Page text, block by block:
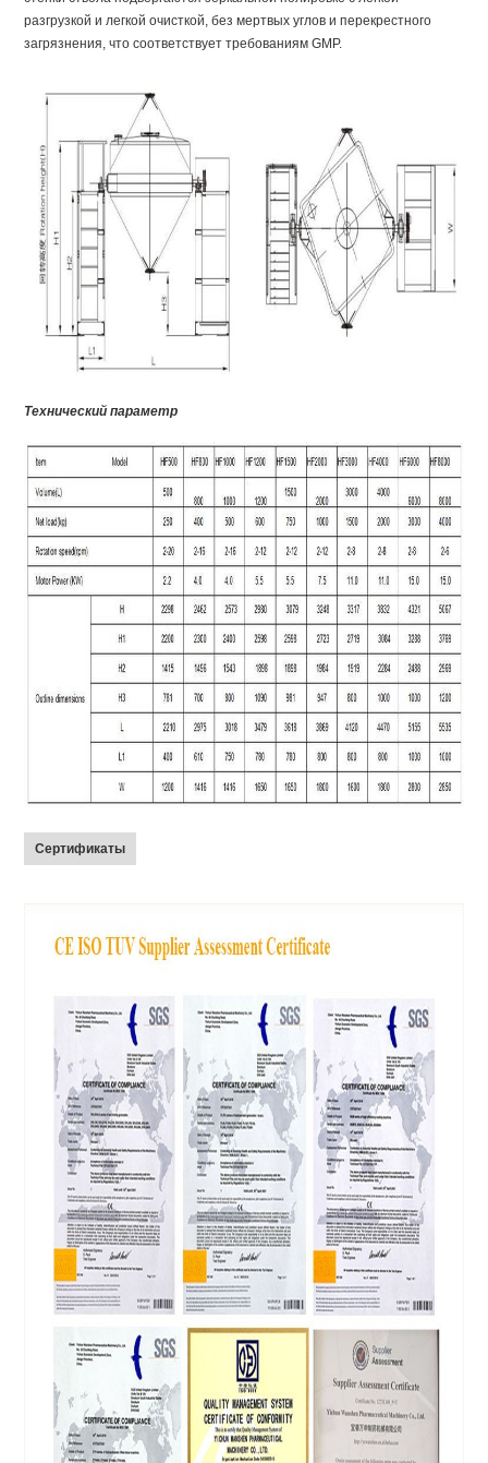
разгрузкой и легкой очисткой, без мертвых углов и перекрестного
загрязнения, что соответствует требованиям GMP.
Технический параметр
Сертификаты